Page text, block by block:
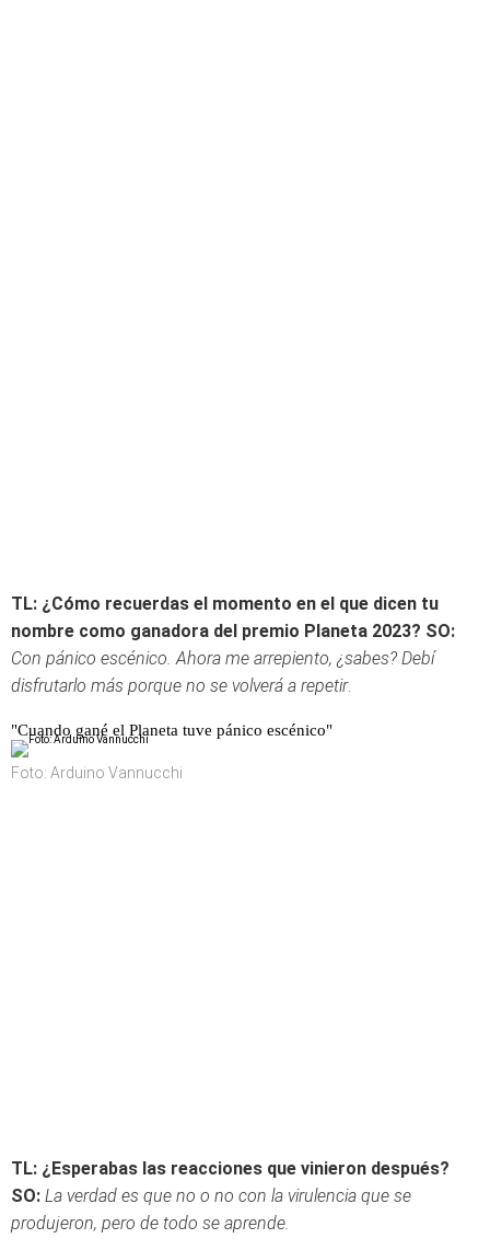
TL: ¿Cómo recuerdas el momento en el que dicen tu
nombre como ganadora del premio Planeta 2023? SO:
Con pánico escénico. Ahora me arrepiento, ¿sabes? Debí
disfrutarlo más porque no se volverá a repetir.
"Cuando gané el Planeta tuve pánico escénico"
Foto: Arduino Vannucchi
TL: ¿Esperabas las reacciones que vinieron después?
SO: La verdad es que no o no con la virulencia que se
produjeron, pero de todo se aprende.